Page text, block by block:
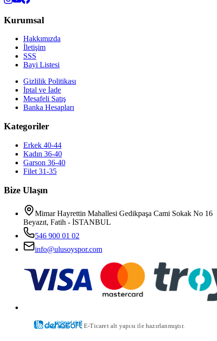
Kurumsal
Hakkımızda
İletişim
SSS
Bayi Listesi
Gizlilik Politikası
İptal ve İade
Mesafeli Satış
Banka Hesapları
Kategoriler
Erkek 40-44
Kadın 36-40
Garson 36-40
Filet 31-35
Bize Ulaşın
Mimar Hayrettin Mahallesi Gedikpaşa Cami Sokak No 16
Beyazıt, Fatih - İSTANBUL
546 900 01 02
info@ulusoyspor.com
E-Ticaret alt yapısı ile hazırlanmıştır.